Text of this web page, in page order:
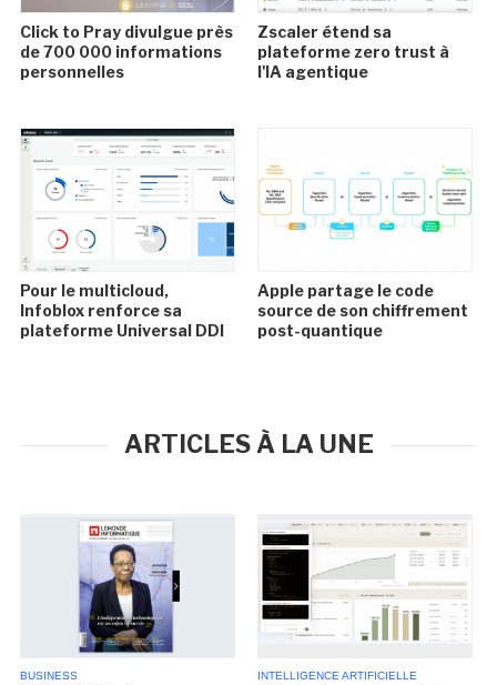
Click to Pray divulgue près
de 700 000 informations
personnelles
Zscaler étend sa
plateforme zero trust à
l'IA agentique
Pour le multicloud,
Infoblox renforce sa
plateforme Universal DDI
Apple partage le code
source de son chiffrement
post-quantique
ARTICLES À LA UNE
BUSINESS INTELLIGENCE ARTIFICIELLE